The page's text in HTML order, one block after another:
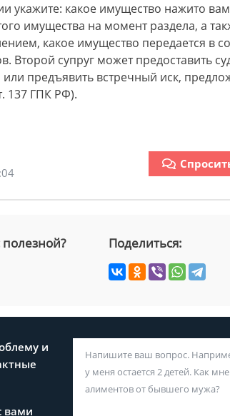
укажите: какое имущество нажито
имущества на момент раздела, а
какое имущество передается в
Второй супруг может предоставить
предъявить встречный иск,
137 ГПК РФ).
полезной? Поделиться:
и
вами